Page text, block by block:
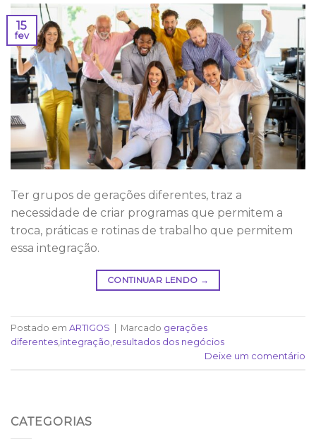
15
fev
Ter grupos de gerações diferentes, traz a
necessidade de criar programas que permitem a
troca, práticas e rotinas de trabalho que permitem
essa integração.
CONTINUAR LENDO →
Postado em ARTIGOS Marcado gerações
diferentes,integração,resultados dos negócios
Deixe um comentário
CATEGORIAS